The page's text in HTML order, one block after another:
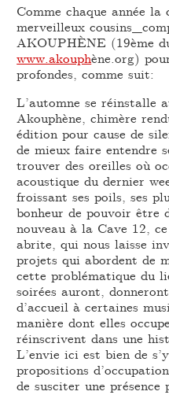
Comme chaque année la
merveilleux
AKOUPHÈNE (19ème
www.akouphène.org)
profondes, comme suit:
L’automne se réinstalle
Akouphène, chimère
édition pour cause de
de mieux faire entendre
trouver des oreilles où
acoustique du dernier
froissant ses poils, ses
bonheur de pouvoir être
nouveau à la Cave 12,
abrite, qui nous laisse
projets qui abordent de
cette problématique du
soirées auront,
d’accueil à certaines
manière dont elles
réinscrivent dans une
L’envie ici est bien de
propositions
de susciter une présence